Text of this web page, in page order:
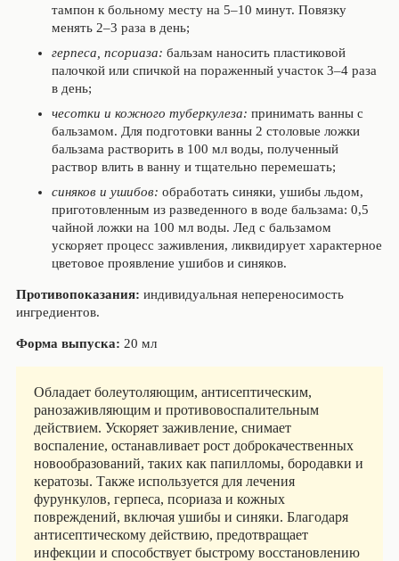
тампон к больному месту на 5–10 минут. Повязку
менять 2–3 раза в день;
герпеса, псориаза: бальзам наносить пластиковой
палочкой или спичкой на пораженный участок 3–4 раза
в день;
чесотки и кожного туберкулеза: при­нимать ванны с
бальзамом. Для подготовки ванны 2 столовые ложки
бальзама растворить в 100 мл воды, полученный
раствор влить в ванну и тщательно перемешать;
синяков и ушибов: обработать синяки, ушибы льдом,
приготовленным из разведенного в воде бальзама: 0,5
чайной ложки на 100 мл воды. Лед с бальзамом
ускоряет процесс заживления, ликвидирует характерное
цве­товое проявление ушибов и синяков.
Противопоказания: индивидуальная непереносимость
ингредиентов.
Форма выпуска: 20 мл
Обладает болеутоляющим, антисептическим,
ранозаживляющим и противовоспалительным
действием. Ускоряет заживление, снимает
воспаление, останавливает рост доброкачественных
новообразований, таких как папилломы, бородавки и
кератозы. Также используется для лечения
фурункулов, герпеса, псориаза и кожных
повреждений, включая ушибы и синяки. Благодаря
антисептическому действию, предотвращает
инфекции и способствует быстрому восстановлению